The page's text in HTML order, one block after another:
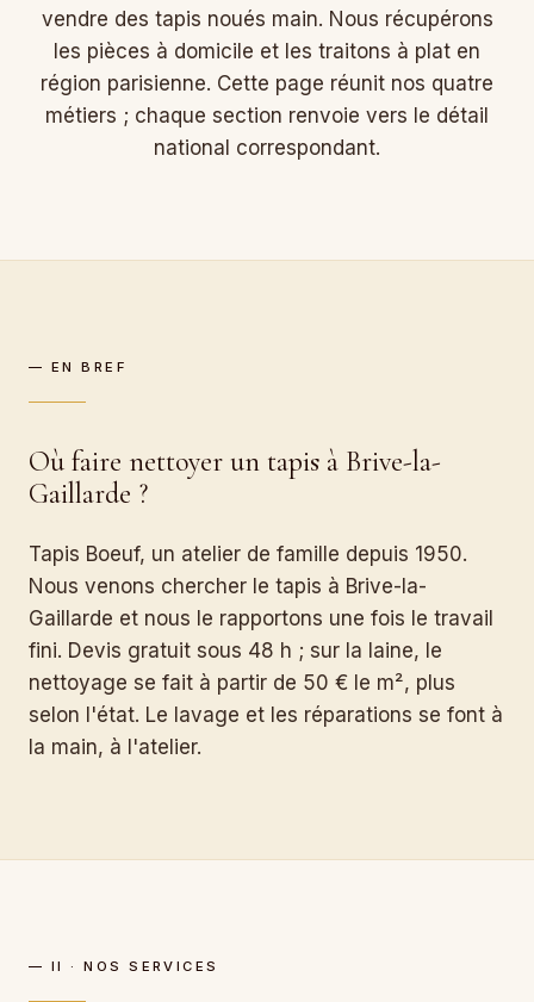
vendre des tapis noués main. Nous récupérons
les pièces à domicile et les traitons à plat en
région parisienne. Cette page réunit nos quatre
métiers ; chaque section renvoie vers le détail
national correspondant.
— EN BREF
Où faire nettoyer un tapis à Brive-la-
Gaillarde ?
Tapis Boeuf, un atelier de famille depuis 1950.
Nous venons chercher le tapis à Brive-la-
Gaillarde et nous le rapportons une fois le travail
fini. Devis gratuit sous 48 h ; sur la laine, le
nettoyage se fait à partir de 50 € le m², plus
selon l'état. Le lavage et les réparations se font à
la main, à l'atelier.
— II · NOS SERVICES